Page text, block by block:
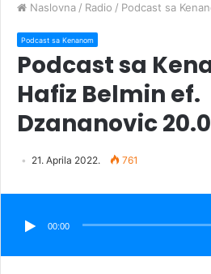
Naslovna / Radio / Podcast sa
Podcast sa Kenanom
Podcast sa
Hafiz Belmin ef.
Dzananovic
21. Aprila 2022. 761
Audio
00:00